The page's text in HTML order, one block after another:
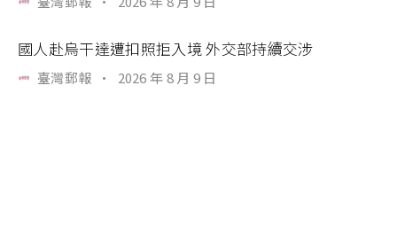
國人赴烏干達遭扣照拒入境 外交部持續交涉
臺灣郵報 · 2026 年 8 月 9 日